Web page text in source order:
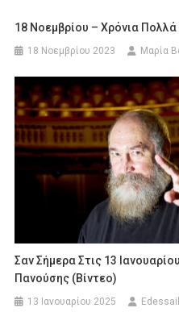
18 Νοεμβρίου – Χρόνια
18 Νοεμβρίου 2023 Μαρία
Σαν Σήμερα Στις 13
Πανούσης (Βίντεο)
13 Ιανουαρίου 2025